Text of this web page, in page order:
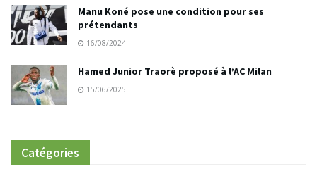
Manu Koné pose une condition pour ses
prétendants
16/08/2024
Hamed Junior Traorè proposé à l’AC Milan
15/06/2025
Catégories